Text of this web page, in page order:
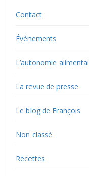
Contact
Événements
L’autonomie
La revue de presse
Le blog de François
Non classé
Recettes